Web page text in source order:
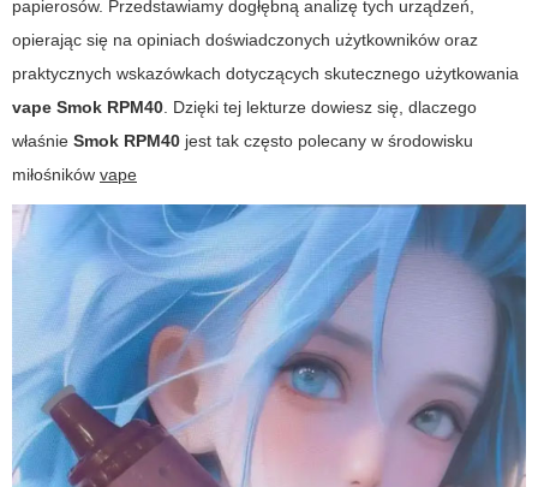
papierosów. Przedstawiamy dogłębną analizę tych urządzeń,
opierając się na opiniach doświadczonych użytkowników oraz
praktycznych wskazówkach dotyczących skutecznego użytkowania
vape Smok RPM40. Dzięki tej lekturze dowiesz się, dlaczego
właśnie Smok RPM40 jest tak często polecany w środowisku
miłośników vape